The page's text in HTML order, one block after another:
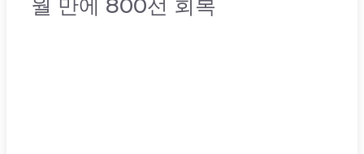
월 만에 800선 회복